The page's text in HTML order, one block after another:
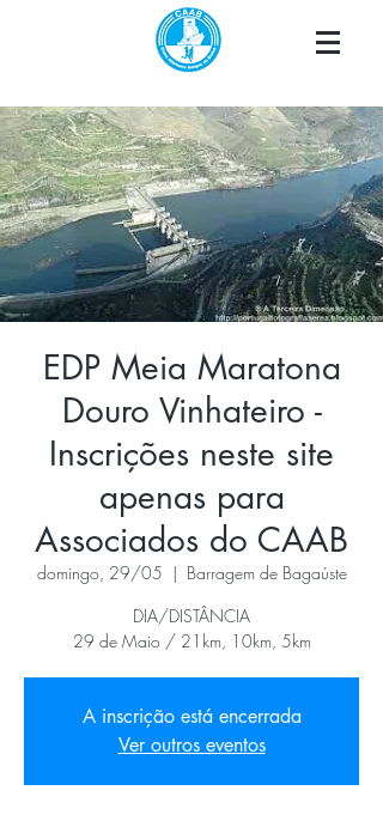
EDP Meia Maratona
Douro Vinhateiro -
Inscrições neste site
apenas para
Associados do CAAB
domingo, 29/05
  |
Barragem de Bagaúste
DIA/DISTÂNCIA
29 de Maio / 21km, 10km, 5km
A inscrição está encerrada
Ver outros eventos